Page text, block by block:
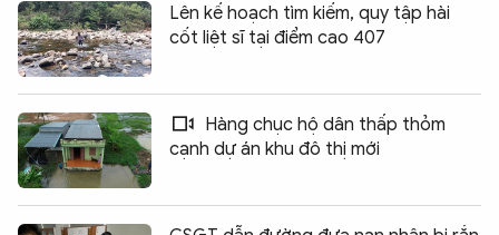
Lên kế hoạch tìm kiếm, quy tập hài
cốt liệt sĩ tại điểm cao 407
Hàng chục hộ dân thấp thỏm
cạnh dự án khu đô thị mới